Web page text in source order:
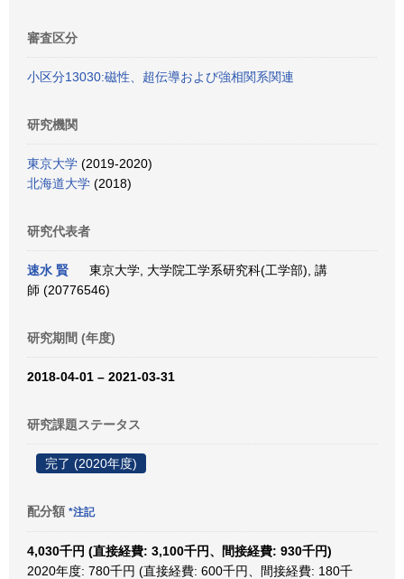
審査区分
小区分13030:磁性、超伝導および強相関系関連
研究機関
東京大学 (2019-2020)
北海道大学 (2018)
研究代表者
速水 賢
東京大学, 大学院工学系研究科(工学部), 講
師 (20776546)
研究期間 (年度)
2018-04-01 – 2021-03-31
研究課題ステータス
完了 (2020年度)
配分額 *注記
4,030千円 (直接経費: 3,100千円、間接経費: 930千円)
2020年度: 780千円 (直接経費: 600千円、間接経費: 180千